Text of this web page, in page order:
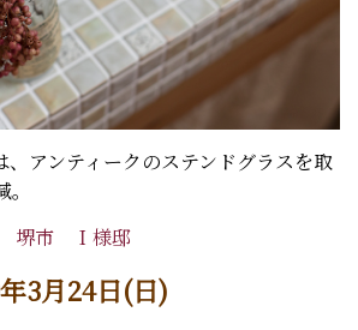
、アンティークのステンドグラスを取
堺市 Ｉ様邸
3月24日(日)